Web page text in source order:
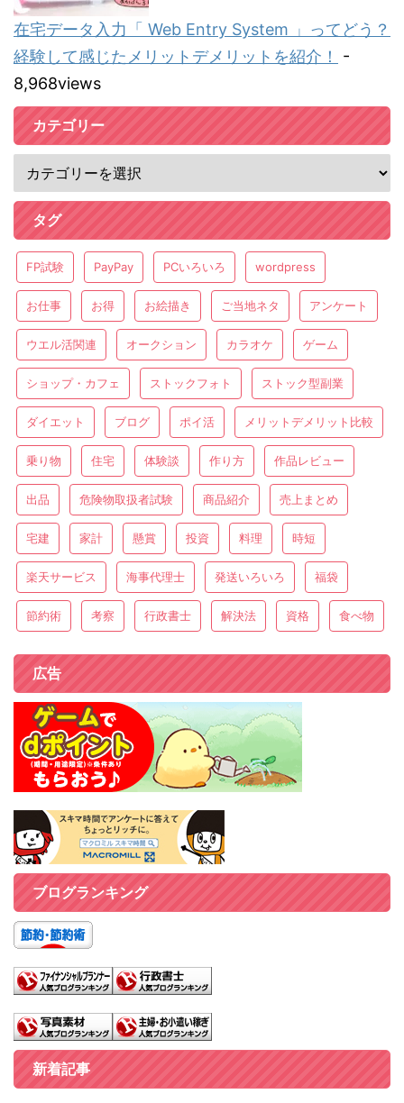
在宅データ入力「 Web Entry System 」ってどう？
経験して感じたメリットデメリットを紹介！
-
8,968views
カテゴリー
タグ
FP試験 PayPay PCいろいろ wordpress
お仕事 お得 お絵描き ご当地ネタ アンケート
ウエル活関連 オークション カラオケ ゲーム
ショップ・カフェ ストックフォト ストック型副業
ダイエット ブログ ポイ活 メリットデメリット比較
乗り物 住宅 体験談 作り方 作品レビュー
出品 危険物取扱者試験 商品紹介 売上まとめ
宅建 家計 懸賞 投資 料理 時短
楽天サービス 海事代理士 発送いろいろ 福袋
節約術 考察 行政書士 解決法 資格 食べ物
広告
ブログランキング
新着記事